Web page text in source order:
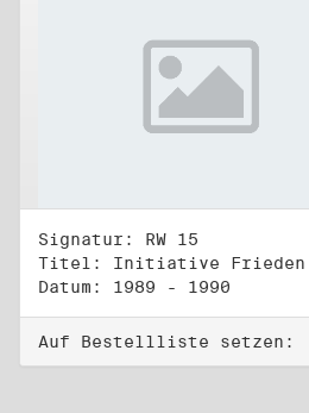
Signatur: RW 15
Datum: 1989 - 1990
Auf Bestellliste setzen: